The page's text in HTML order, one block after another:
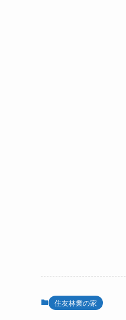
住友林業の家